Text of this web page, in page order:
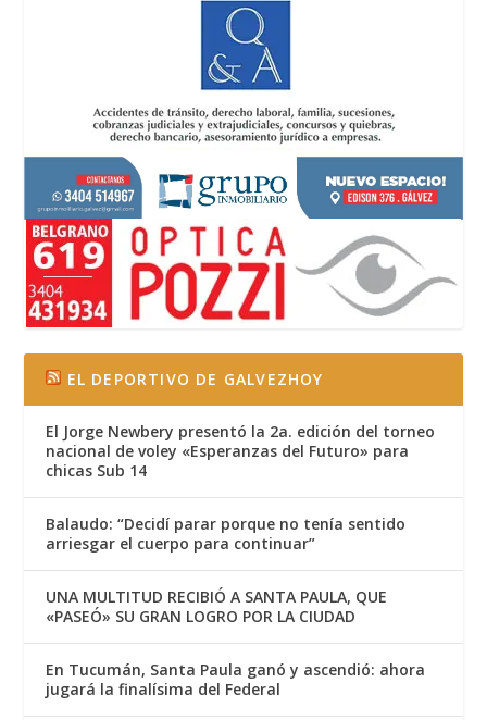
EL DEPORTIVO DE GALVEZHOY
El Jorge Newbery presentó la 2a. edición del torneo
nacional de voley «Esperanzas del Futuro» para
chicas Sub 14
Balaudo: “Decidí parar porque no tenía sentido
arriesgar el cuerpo para continuar”
UNA MULTITUD RECIBIÓ A SANTA PAULA, QUE
«PASEÓ» SU GRAN LOGRO POR LA CIUDAD
En Tucumán, Santa Paula ganó y ascendió: ahora
jugará la finalísima del Federal